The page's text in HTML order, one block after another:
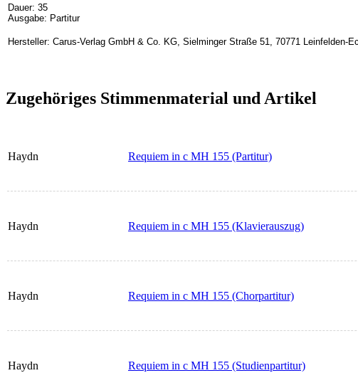
Dauer: 35
Ausgabe: Partitur
Hersteller: Carus-Verlag GmbH & Co. KG, Sielminger Straße 51, 70771 Leinfelden-
Zugehöriges Stimmenmaterial und Artikel
Haydn Requiem in c MH 155 (Partitur)
Haydn Requiem in c MH 155 (Klavierauszug)
Haydn Requiem in c MH 155 (Chorpartitur)
Haydn Requiem in c MH 155 (Studienpartitur)